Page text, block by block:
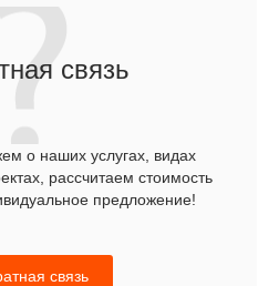
связь
о наших услугах, видах
рассчитаем стоимость
предложение!
связь